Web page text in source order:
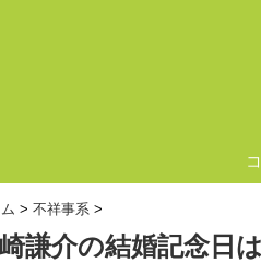
> 不祥事系 >
謙介の結婚記念日